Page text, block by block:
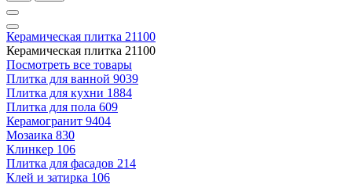
Керамическая плитка 21100
Керамическая плитка 21100
Посмотреть все товары
Плитка для ванной 9039
Плитка для кухни 1884
Плитка для пола 609
Керамогранит 9404
Мозаика 830
Клинкер 106
Плитка для фасадов 214
Клей и затирка 106